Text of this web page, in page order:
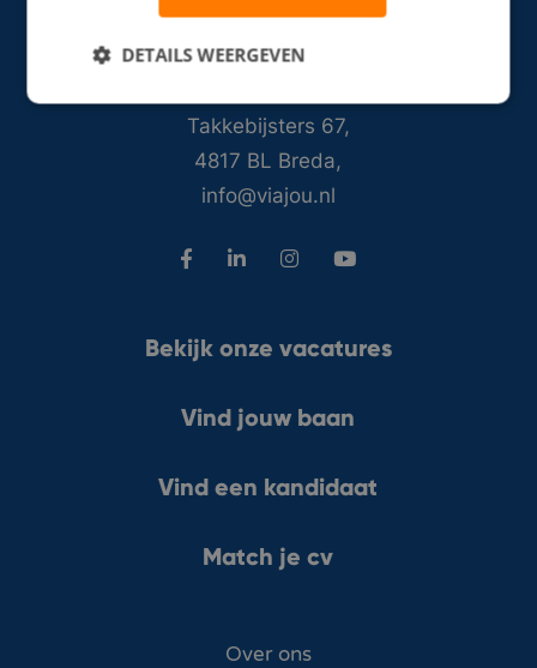
Takkebijsters 67,
4817 BL Breda,
info@viajou.nl
Bekijk onze vacatures
Vind jouw baan
Vind een kandidaat
Match je cv
Over ons
DETAILS WEERGEVEN